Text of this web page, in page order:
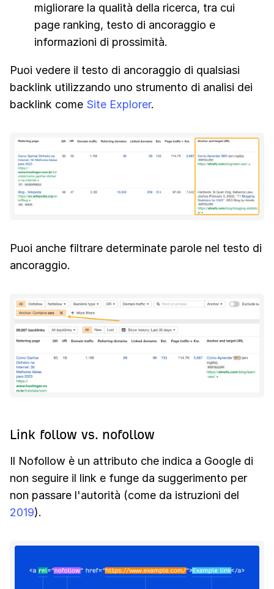
migliorare la qualità della ricerca, tra cui
page ranking, testo di ancoraggio e
informazioni di prossimità.
Puoi vedere il testo di ancoraggio di qualsiasi
backlink utilizzando uno strumento di analisi dei
backlink come Site Explorer.
Puoi anche filtrare determinate parole nel testo di
ancoraggio.
Link follow vs. nofollow
Il Nofollow è un attributo che indica a Google di
non seguire il link e funge da suggerimento per
non passare l'autorità (come da istruzioni del
2019).